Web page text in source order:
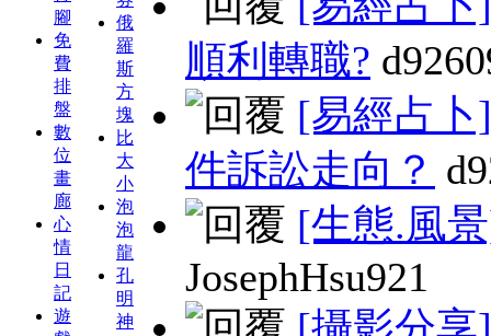
腳
免
費
排
盤
數
位
畫
廊
心
情
日
記
遊
俄
羅
斯
方
塊
比
大
小
泡
泡
龍
孔
明
神
順利轉職?
[易經占卜]
件訴訟走向？
[生態.風
JosephHsu921